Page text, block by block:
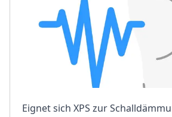
Eignet sich XPS zur